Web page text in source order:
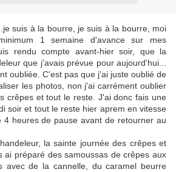
suis à la bourre, je suis à la bourre, moi
1 semaine d'avance sur mes
rendu compte avant-hier soir, que la
que j'avais prévue pour aujourd'hui...
oubliée. C'est pas que j'ai juste oublié de
les photos, non j'ai carrément oublier
crêpes et tout le reste. J'ai donc fais une
soir et tout le reste hier aprem en vitesse
4 heures de pause avant de retourner au
la sainte journée des crêpes et
ai préparé des samoussas de crêpes aux
avec de la cannelle, du caramel beurre